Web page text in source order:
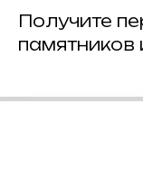
Получите